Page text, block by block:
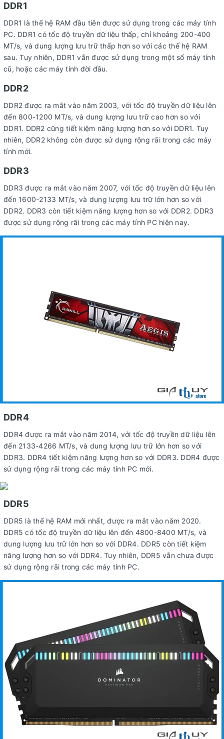
DDR1
DDR1 là thế hệ RAM đầu tiên được sử dụng trong các máy tính
PC. DDR1 có tốc độ truyền dữ liệu thấp, chỉ khoảng 200-400
MT/s, và dung lượng lưu trữ thấp hơn so với các thế hệ RAM
sau. Tuy nhiên, DDR1 vẫn được sử dụng trong một số máy tính
cũ, hoặc các máy tính đời đầu.
DDR2
DDR2 được ra mắt vào năm 2003, với tốc độ truyền dữ liệu lên
đến 800-1200 MT/s, và dung lượng lưu trữ cao hơn so với
DDR1. DDR2 cũng tiết kiệm năng lượng hơn so với DDR1. Tuy
nhiên, DDR2 không còn được sử dụng rộng rãi trong các máy
tính mới.
DDR3
DDR3 được ra mắt vào năm 2007, với tốc độ truyền dữ liệu lên
đến 1600-2133 MT/s, và dung lượng lưu trữ lớn hơn so với
DDR2. DDR3 còn tiết kiệm năng lượng hơn so với DDR2. DDR3
được sử dụng rộng rãi trong các máy tính PC hiện nay.
DDR4
DDR4 được ra mắt vào năm 2014, với tốc độ truyền dữ liệu lên
đến 2133-4266 MT/s, và dung lượng lưu trữ lớn hơn so với
DDR3. DDR4 tiết kiệm năng lượng hơn so với DDR3. DDR4 được
sử dụng rộng rãi trong các máy tính PC mới.
DDR5
DDR5 là thế hệ RAM mới nhất, được ra mắt vào năm 2020.
DDR5 có tốc độ truyền dữ liệu lên đến 4800-8400 MT/s, và
dung lượng lưu trữ lớn hơn so với DDR4. DDR5 còn tiết kiệm
năng lượng hơn so với DDR4. Tuy nhiên, DDR5 vẫn chưa được
sử dụng rộng rãi trong các máy tính PC.